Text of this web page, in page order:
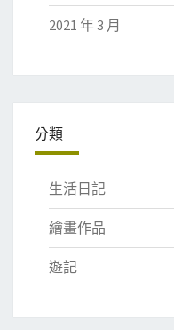
2021 年 3 月
分類
生活日記
繪畫作品
遊記